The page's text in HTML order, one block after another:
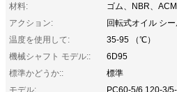
材料:
ゴム、NBR、ACM
アクション:
回転式オイル シ
温度を使用して:
35-95 （℃）
機械シャフト モデル::
6D95
標準かどうか::
標準
モデル:
PC60-5/6 120-3/